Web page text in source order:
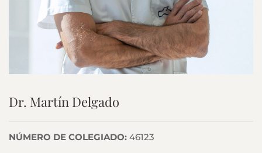
Dr. Martín Delgado
NÚMERO DE COLEGIADO: 46123